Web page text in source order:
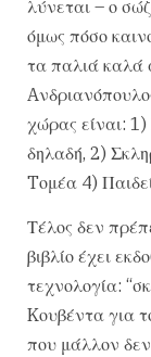
λύνεται – ο
όμως πόσο
τα παλιά καλά
χώρας είναι:
δηλαδή, 2)
Tομέα 4)
Τέλος δεν
βιβλίο έχει
τεχνολογία:
Kουβέντα για
που μάλλον δεν